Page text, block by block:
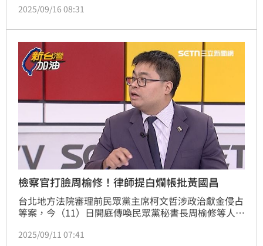
要柯文哲負責還是李文宗？
2025/09/16 08:31
檢察官打臉周榆修！律師提白爛帳批黃國昌
台北地方法院審理前民眾黨主席柯文哲涉政治獻金侵占
等案，今（11）日開庭傳喚民眾黨秘書長周榆修等人作
提起眾望基金會及木可公司的混亂帳目，通批相當荒
2025/09/11 07:41